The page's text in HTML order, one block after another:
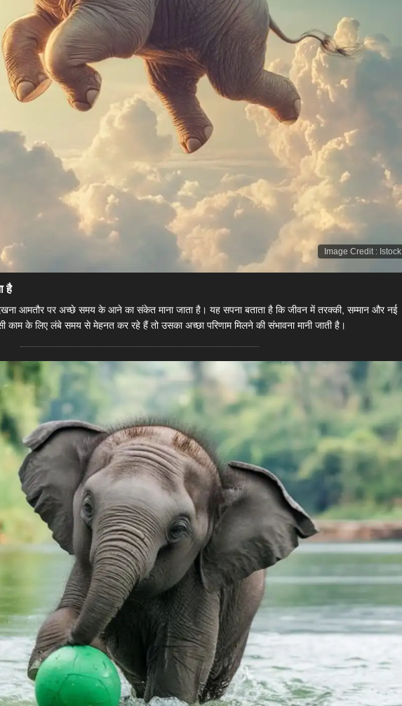
Image Credit: Istock
है
आमतौर पर अच्छे समय के आने का संकेत माना जाता है। यह सपना बताता है कि जीवन में तरक्की, सम्मान और नई
के लिए लंबे समय से मेहनत कर रहे हैं तो उसका अच्छा परिणाम मिलने की संभावना मानी जाती है।